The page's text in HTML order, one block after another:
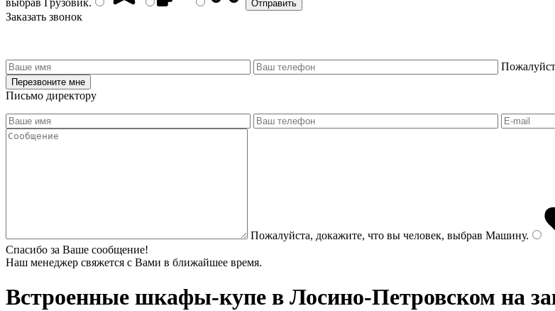
Заказать звонок
Письмо директору
Пожалуйста, докажите, что вы человек, выбрав Машину.
Спасибо за Ваше сообщение!
Наш менеджер свяжется с Вами в ближайшее время.
Встроенные шкафы-купе в Лосино-Петровском на